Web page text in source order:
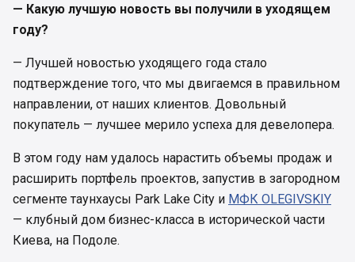
— Какую лучшую новость вы получили в уходящем
году?
— Лучшей новостью уходящего года стало
подтверждение того, что мы двигаемся в правильном
направлении, от наших клиентов. Довольный
покупатель — лучшее мерило успеха для девелопера.
В этом году нам удалось нарастить объемы продаж и
расширить портфель проектов, запустив в загородном
сегменте таунхаусы Park Lake City и МФК OLEGIVSKIY
— клубный дом бизнес-класса в исторической части
Киева, на Подоле.